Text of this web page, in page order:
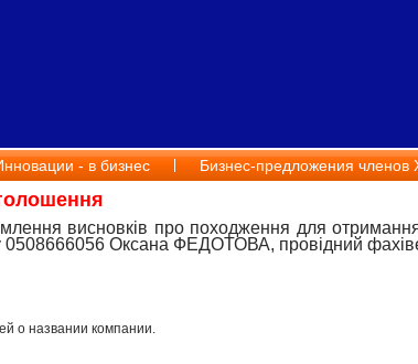
- в бизнес Бизнес-предложения членов
висновків про походження для отримання
0508666056 Оксана ФЕДОТОВА, провідний
о названии компании.